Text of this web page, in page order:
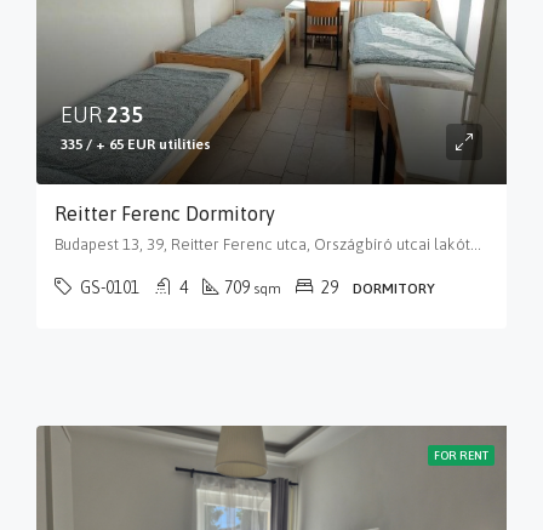
EUR235
335 / + 65 EUR utilities
Reitter Ferenc Dormitory
Budapest 13, 39, Reitter Ferenc utca, Országbíró utcai lakótelep, Angyalföld, XIII. kerület, Budapest, Közép-Magyarország, 1135, Magyarország
GS-0101 4 709 sqm 29 DORMITORY
FOR RENT